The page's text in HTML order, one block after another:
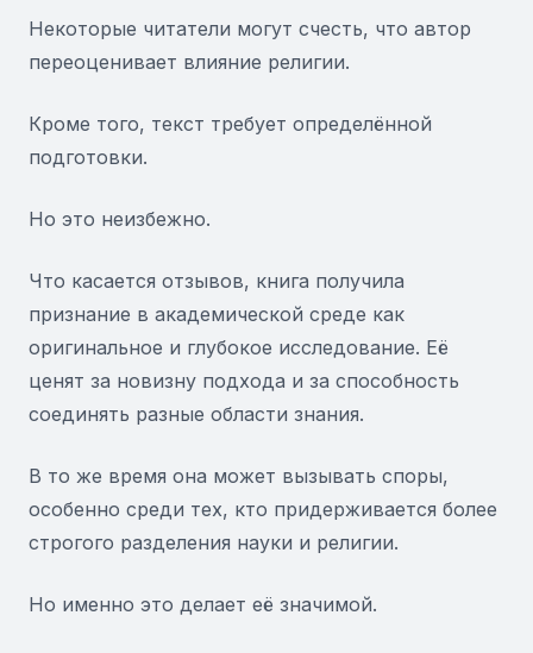
Некоторые читатели могут счесть, что автор
переоценивает влияние религии.
Кроме того, текст требует определённой
подготовки.
Но это неизбежно.
Что касается отзывов, книга получила
признание в академической среде как
оригинальное и глубокое исследование. Её
ценят за новизну подхода и за способность
соединять разные области знания.
В то же время она может вызывать споры,
особенно среди тех, кто придерживается более
строгого разделения науки и религии.
Но именно это делает её значимой.